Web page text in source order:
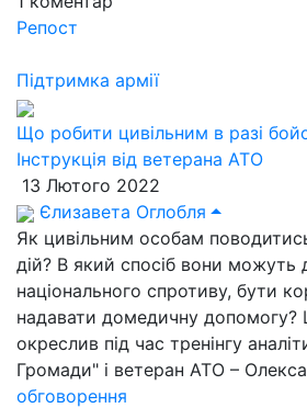
Репост
Підтримка армії
Що робити цивільним в разі
Інструкція від ветерана АТО
13 Лютого 2022
Єлизавета Оглобля
Як цивільним особам
дій? В який спосіб вони можуть
національного спротиву, бути
надавати домедичну допомогу?
окреслив під час тренінгу
Громади" і ветеран АТО –
обговорення